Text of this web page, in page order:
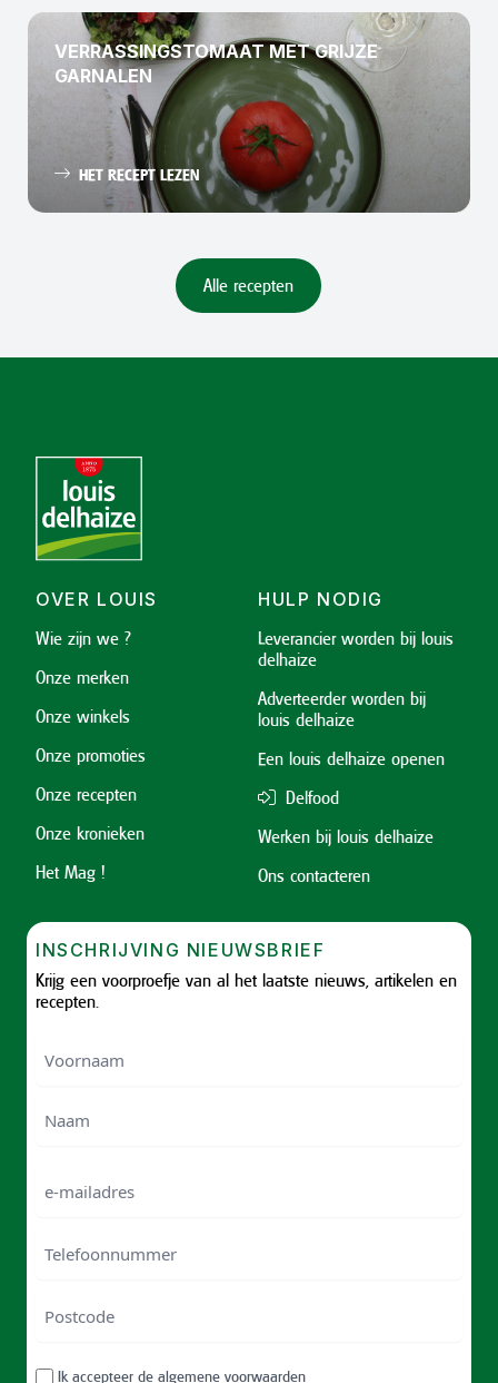
VERRASSINGSTOMAAT MET GRIJZE
GARNALEN
HET RECEPT LEZEN
Alle recepten
OVER LOUIS
Wie zijn we ?
Onze merken
Onze winkels
Onze promoties
Onze recepten
Onze kronieken
Het Mag !
HULP NODIG
Leverancier worden bij louis
delhaize
Adverteerder worden bij
louis delhaize
Een louis delhaize openen
Delfood
Werken bij louis delhaize
Ons contacteren
INSCHRIJVING NIEUWSBRIEF
Krijg een voorproefje van al het laatste nieuws, artikelen en
recepten.
mailadres
RGPDIk accepteer de algemene voorwaarden